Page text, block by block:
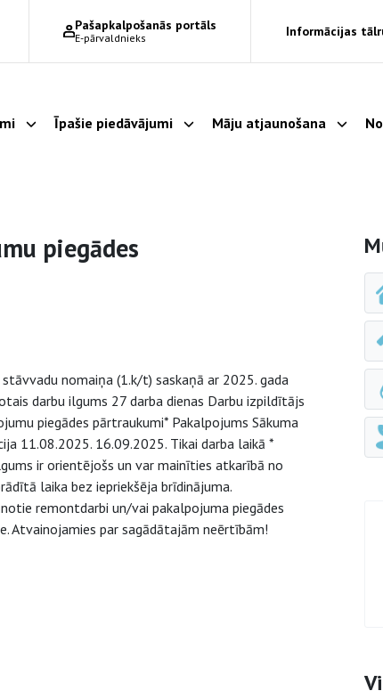
Pašapkalpošanās portāls
E-pārvaldnieks Informācijas
Parādīt apakšizvēlni
Īpašie piedāvājumi Parādīt apakšizvēlni
Māju atjaunošana
piegādes
nomaiņa (1.k/t) saskaņā ar 2025. gada
darbu ilgums 27 darba dienas Darbu izpildītājs
piegādes pārtraukumi* Pakalpojums Sākuma
11.08.2025. 16.09.2025. Tikai darba laikā *
ir orientējošs un var mainīties atkarībā no
laika bez iepriekšēja brīdinājuma.
remontdarbi un/vai pakalpojuma piegādes
Atvainojamies par sagādātajām neērtībām!